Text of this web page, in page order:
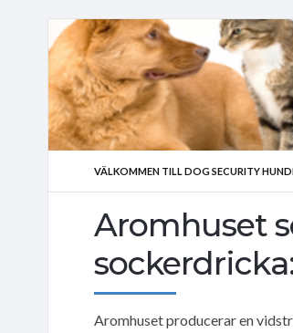
VÄLKOMMEN TILL DOG SECURITY
Aromhuset
Aromhuset producerar en